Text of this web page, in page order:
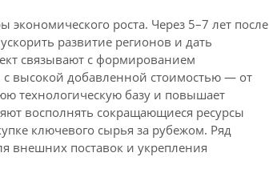
роста. Через 5–7 лет после
развитие регионов и дать
связывают с формированием
с высокой добавленной стоимостью — от
технологическую базу и повышает
восполнять сокращающиеся ресурсы
ключевого сырья за рубежом. Ряд
внешних поставок и укрепления